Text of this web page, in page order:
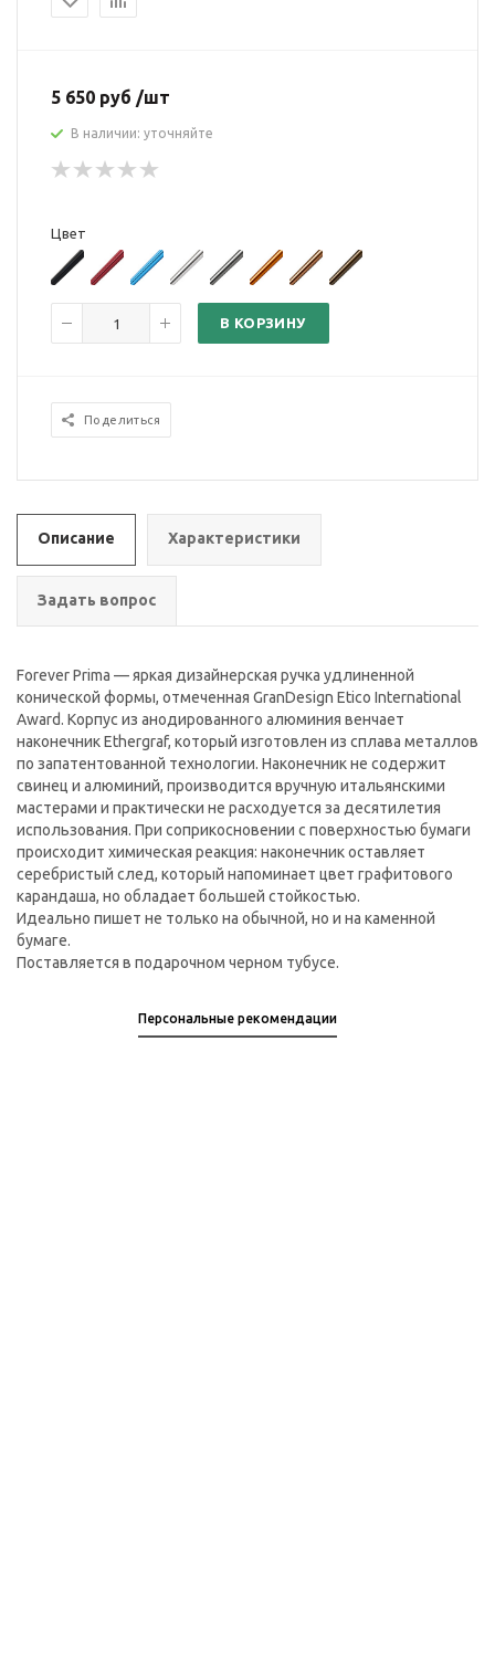
5 650 руб /шт
В наличии: уточняйте
Цвет
В КОРЗИНУ
Поделиться
Описание Характеристики
Задать вопрос
Forever Prima — яркая дизайнерская ручка удлиненной
конической формы, отмеченная GranDesign Etico International
Award. Корпус из анодированного алюминия венчает
наконечник Ethergraf, который изготовлен из сплава металлов
по запатентованной технологии. Наконечник не содержит
свинец и алюминий, производится вручную итальянскими
мастерами и практически не расходуется за десятилетия
использования. При соприкосновении с поверхностью бумаги
происходит химическая реакция: наконечник оставляет
серебристый след, который напоминает цвет графитового
карандаша, но обладает большей стойкостью.
Идеально пишет не только на обычной, но и на каменной
бумаге.
Поставляется в подарочном черном тубусе.
Персональные рекомендации